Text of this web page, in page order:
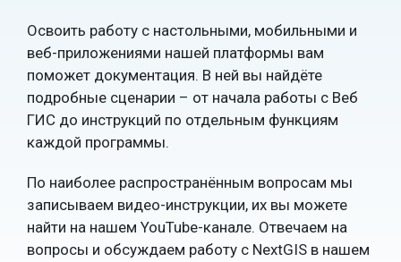
Освоить работу с настольными, мобильными и
веб-приложениями нашей платформы вам
поможет документация. В ней вы найдёте
подробные сценарии – от начала работы с Веб
ГИС до инструкций по отдельным функциям
каждой программы.
По наиболее распространённым вопросам мы
записываем видео-инструкции, их вы можете
найти на нашем YouTube-канале. Отвечаем на
вопросы и обсуждаем работу с NextGIS в нашем